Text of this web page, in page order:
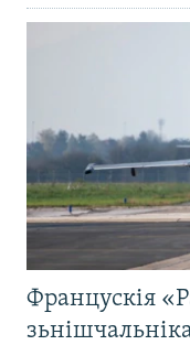
Францускія